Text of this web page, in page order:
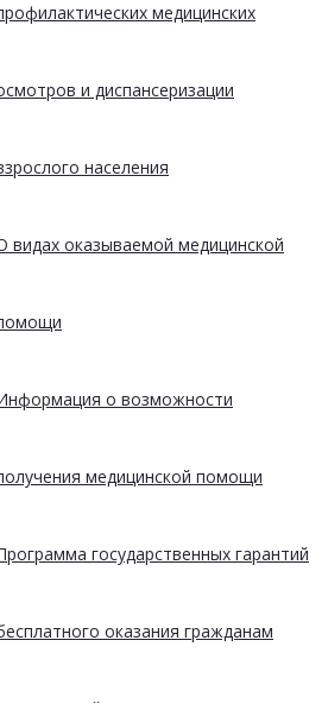
медицинских
и диспансеризации
населения
видах оказываемой медицинской
о возможности
медицинской помощи
государственных гарантий
оказания гражданам